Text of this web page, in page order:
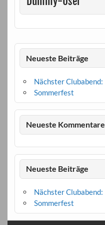
Neueste Beiträge
Nächster Clubabend:
Sommerfest
Neueste Kommentare
Neueste Beiträge
Nächster Clubabend:
Sommerfest